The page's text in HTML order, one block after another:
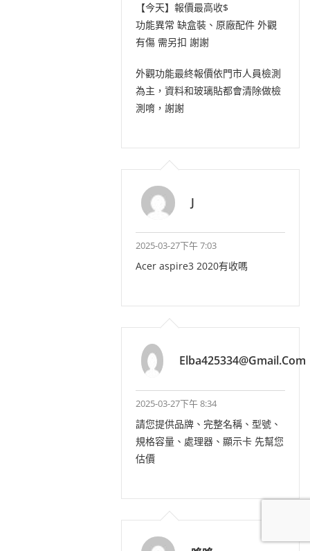
【今天】報價最高收$
功能異常 缺盒裝、原廠配件 外觀
有傷 需另扣 謝謝
外觀功能最終報價依門市人員檢測
為主，資料和玻璃貼都會清除做檢
測唷，謝謝
J
2025-03-27下午 7:03
Acer aspire3 2020有收嗎
Elba425334@gmail.com
2025-03-27下午 8:34
請您提供品牌、完整名稱、型號、
規格容量、處理器、顯示卡 先幫您
估價